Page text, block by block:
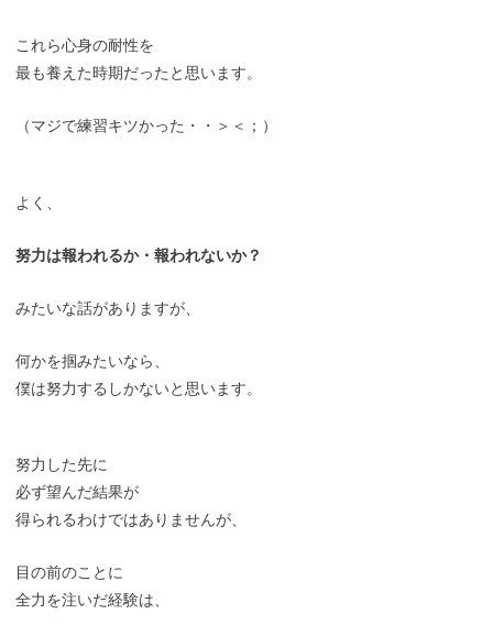
これら心身の耐性を
最も養えた時期だったと思います。
（マジで練習キツかった・・＞＜；）
よく、
努力は報われるか・報われないか？
みたいな話がありますが、
何かを掴みたいなら、
僕は努力するしかないと思います。
努力した先に
必ず望んだ結果が
得られるわけではありませんが、
目の前のことに
全力を注いだ経験は、